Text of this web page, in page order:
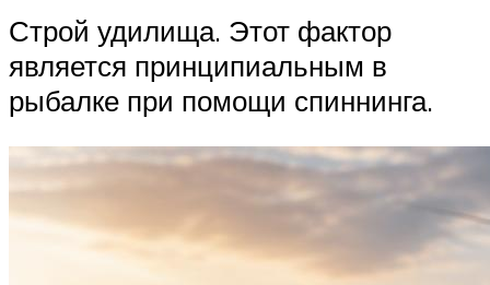
Строй удилища. Этот фактор
является принципиальным в
рыбалке при помощи спиннинга.